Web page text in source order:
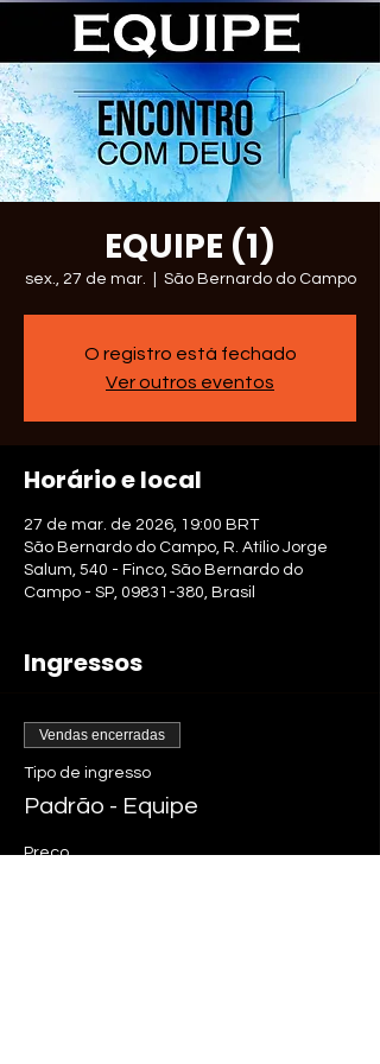
EQUIPE (1)
sex., 27 de mar. São Bernardo do Campo
O registro está fechado
Ver outros eventos
Horário e local
27 de mar. de 2026, 19:00 BRT
São Bernardo do Campo, R. Atílio Jorge
Salum, 540 - Finco, São Bernardo do
Campo - SP, 09831-380, Brasil
Ingressos
Vendas encerradas
Tipo de ingresso
Padrão - Equipe
Preço